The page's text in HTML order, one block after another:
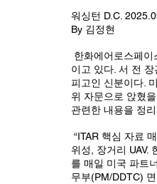
워싱턴 D.C.
By 김정현
이고 있다. 서 전
피고인 신분이다.
위 자문으로 앉혔
관련한 내용을 정리
위성, 장거리 UAV.
를 매일 미국 파트
무부(PM/DDTC)